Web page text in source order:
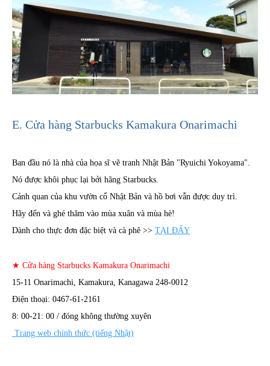
E. Cửa hàng Starbucks Kamakura Onarimachi
Ban đầu nó là nhà của họa sĩ vẽ tranh Nhật Bản "Ryuichi Yokoyama".
Nó được khôi phục lại bởi hãng Starbucks.
Cảnh quan của khu vườn cổ Nhật Bản và hồ bơi vẫn được duy trì.
Hãy đến và ghé thăm vào mùa xuân và mùa hè!
Dành cho thực đơn đặc biệt và cà phê >> TẠI ĐÂY
★ Cửa hàng Starbucks Kamakura Onarimachi
15-11 Onarimachi, Kamakura, Kanagawa 248-0012
Điện thoại: 0467-61-2161
8: 00-21: 00 / đóng không thường xuyên
Trang web chính thức (tiếng Nhật)